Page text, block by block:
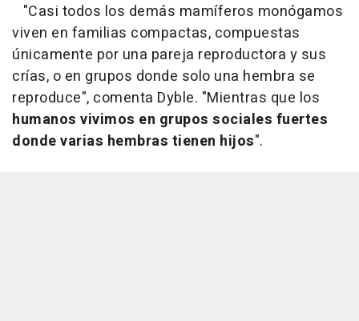
"Casi todos los demás mamíferos monógamos
viven en familias compactas, compuestas
únicamente por una pareja reproductora y sus
crías, o en grupos donde solo una hembra se
reproduce", comenta Dyble. "Mientras que los
humanos vivimos en grupos sociales fuertes
donde varias hembras tienen hijos".